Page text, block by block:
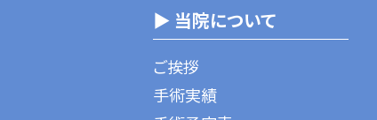
▶ 当院について
ご挨拶
手術実績